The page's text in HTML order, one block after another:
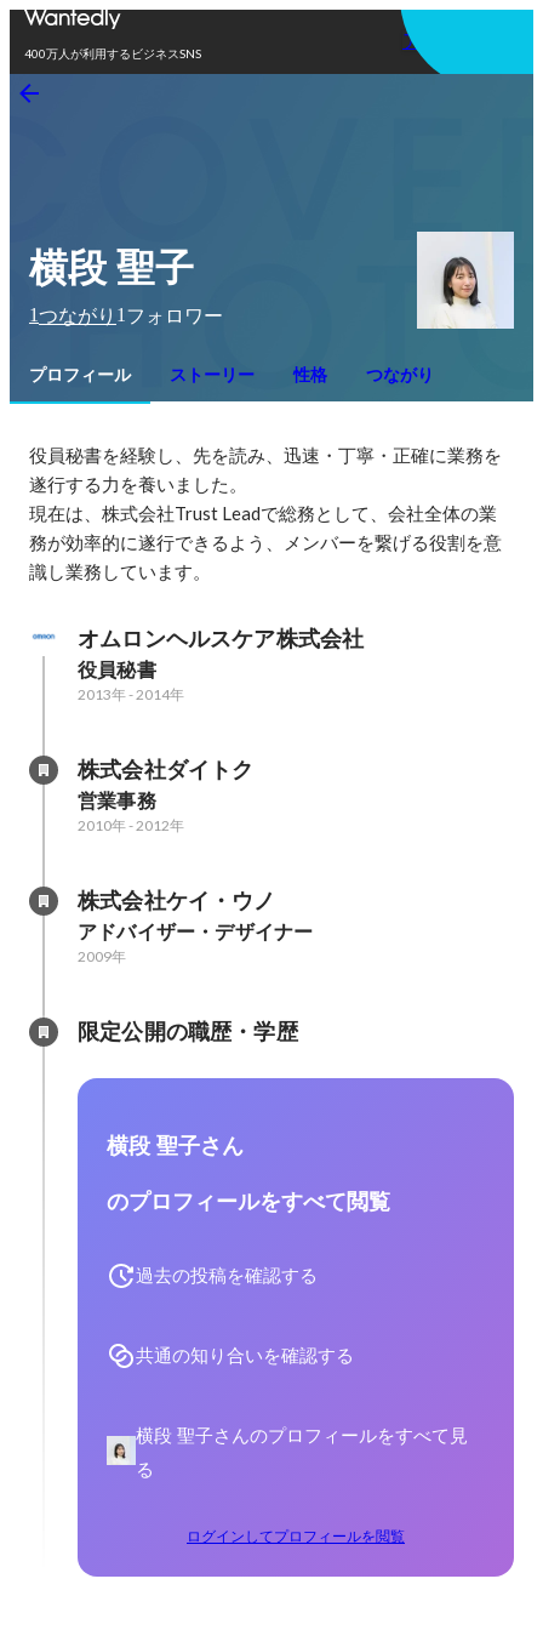
400万人が利用するビジネスSNS
アプリを使う
横段 聖子
1つながり 1 フォロワー
プロフィール ストーリー 性格 つながり
役員秘書を経験し、先を読み、迅速・丁寧・正確に業務を
遂行する力を養いました。
現在は、株式会社Trust Leadで総務として、会社全体の業
務が効率的に遂行できるよう、メンバーを繋げる役割を意
識し業務しています。
オムロンヘルスケア株式会社
役員秘書
2013年-2014年
株式会社ダイトク
営業事務
2010年-2012年
株式会社ケイ・ウノ
アドバイザー・デザイナー
2009年
限定公開の職歴・学歴
横段 聖子さん
のプロフィールをすべて閲覧
過去の投稿を確認する
共通の知り合いを確認する
横段 聖子さんのプロフィールをすべて見
る
ログインしてプロフィールを閲覧